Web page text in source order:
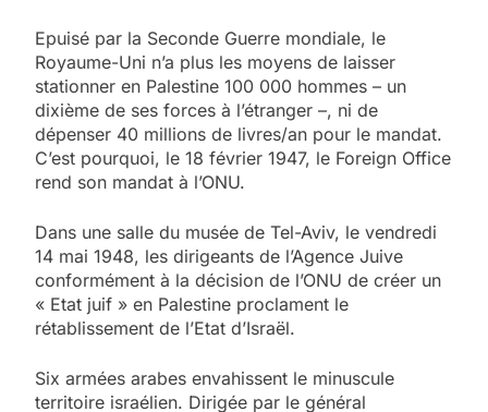
Epuisé par la Seconde Guerre mondiale, le
Royaume-Uni n’a plus les moyens de laisser
stationner en Palestine 100 000 hommes – un
dixième de ses forces à l’étranger –, ni de
dépenser 40 millions de livres/an pour le mandat.
C’est pourquoi, le 18 février 1947, le Foreign Office
rend son mandat à l’ONU.
Dans une salle du musée de Tel-Aviv, le vendredi
14 mai 1948, les dirigeants de l’Agence Juive
conformément à la décision de l’ONU de créer un
« Etat juif » en Palestine proclament le
rétablissement de l’Etat d’Israël.
Six armées arabes envahissent le minuscule
territoire israélien. Dirigée par le général